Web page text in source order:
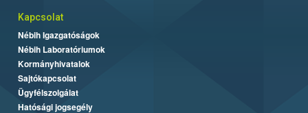
Kapcsolat
Nébih Igazgatóságok
Nébih Laboratóriumok
Kormányhivatalok
Sajtókapcsolat
Ügyfélszolgálat
Hatósági jogsegély